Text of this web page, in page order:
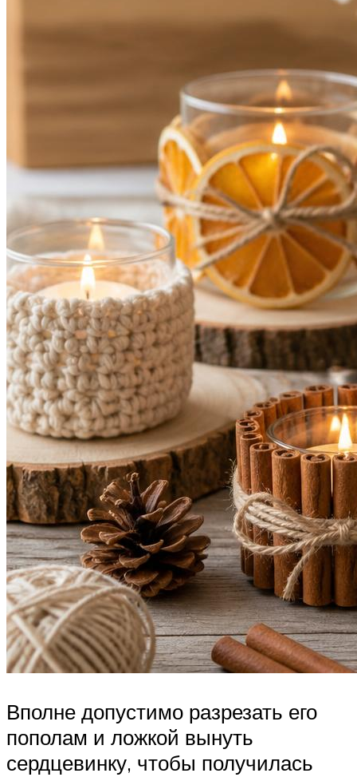
Вполне допустимо разрезать его
пополам и ложкой вынуть
сердцевинку, чтобы получилась